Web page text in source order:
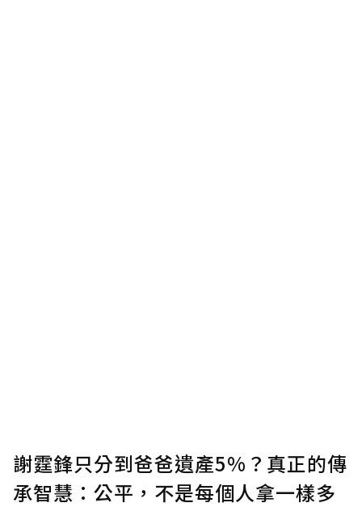
謝霆鋒只分到爸爸遺產5%？真正的傳
承智慧：公平，不是每個人拿一樣多